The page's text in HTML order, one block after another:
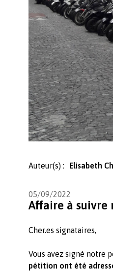
Auteur(s) : Elisabeth
05/09/2022
Affaire à suivre
Cher.es signataires,
Vous avez signé notre
pétition ont été